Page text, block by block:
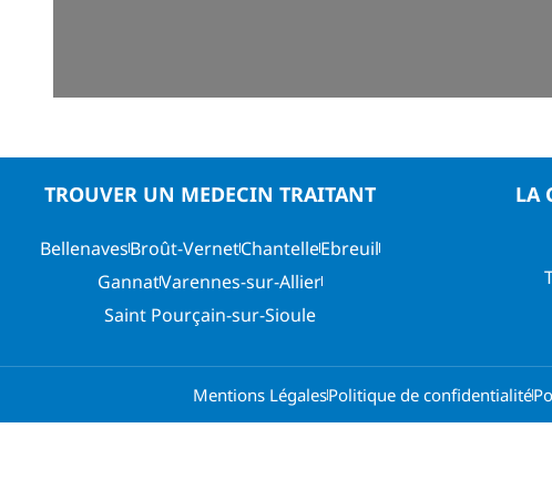
TROUVER UN MEDECIN TRAITANT
BellenavesBroût-VernetChantelleEbreuil
GannatVarennes-sur-Allier
Saint Pourçain-sur-Sioule
LA
Mentions LégalesPolitique de confidentialité